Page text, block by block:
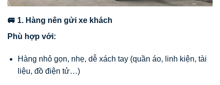
🚐 1. Hàng nên gửi xe khách
Phù hợp với:
Hàng nhỏ gọn, nhẹ, dễ xách tay (quần áo, linh kiện, tài
liệu, đồ điện tử…)